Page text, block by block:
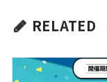
RELATED